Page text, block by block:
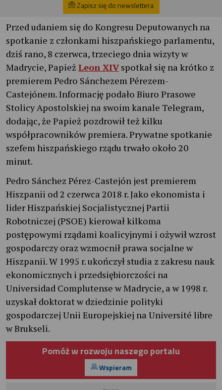
Zapisz się do newslettera
Przed udaniem się do Kongresu Deputowanych na
spotkanie z członkami hiszpańskiego parlamentu,
dziś rano, 8 czerwca, trzeciego dnia wizyty w
Madrycie, Papież Leon XIVspotkał się na krótko z
premierem Pedro Sánchezem Pérezem-
Castejónem. Informację podało Biuro Prasowe
Stolicy Apostolskiej na swoim kanale Telegram,
dodając, że Papież pozdrowił też kilku
współpracowników premiera. Prywatne spotkanie
szefem hiszpańskiego rządu trwało około 20
minut.
Pedro Sánchez Pérez-Castejón jest premierem
Hiszpanii od 2 czerwca 2018 r. Jako ekonomista i
lider Hiszpańskiej Socjalistycznej Partii
Robotniczej (PSOE) kierował kilkoma
postępowymi rządami koalicyjnymi i ożywił wzrost
gospodarczy oraz wzmocnił prawa socjalne w
Hiszpanii. W 1995 r. ukończył studia z zakresu nauk
ekonomicznych i przedsiębiorczości na
Universidad Complutense w Madrycie, a w 1998 r.
uzyskał doktorat w dziedzinie polityki
gospodarczej Unii Europejskiej na Université libre
w Brukseli.
Pomóż w rozwoju naszego portalu
Wspieram